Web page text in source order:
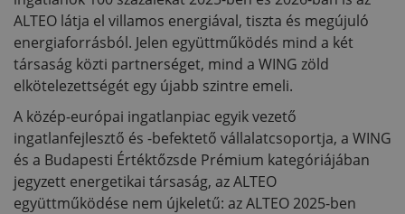
ALTEO látja el villamos energiával, tiszta és megújuló
energiaforrásból. Jelen együttműködés mind a két
társaság közti partnerséget, mind a WING zöld
elkötelezettségét egy újabb szintre emeli.
A közép-európai ingatlanpiac egyik vezető
ingatlanfejlesztő és -befektető vállalatcsoportja, a WING
és a Budapesti Értéktőzsde Prémium kategóriájában
jegyzett energetikai társaság, az ALTEO
együttműködése nem újkeletű: az ALTEO 2025-ben